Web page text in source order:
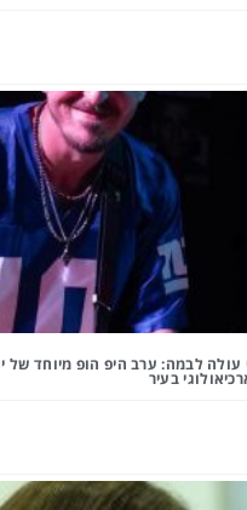
לבמה: ערב היפ הופ מיוחד של
בעיר